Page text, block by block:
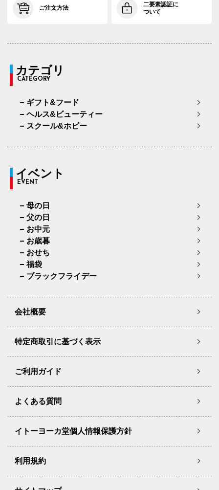
ご注文方法
二要素認証に
ついて
カテゴリ
CATEGORY
ギフト&フード
ヘルス&ビューティー
スクール&ホビー
イベント
EVENT
母の日
父の日
お中元
お歳暮
おせち
福袋
ブラックフライデー
会社概要
特定商取引に基づく表示
ご利用ガイド
よくある質問
イトーヨーカ堂個人情報保護方針
利用規約